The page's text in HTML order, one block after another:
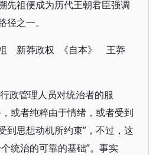
先祖便成为历代王朝君臣强调
之一。
祖 新莽政权 《自本》 王莽
政管理人员对统治者的服
或者纯粹由于情绪，或者受到
到思想动机所约束”，不过，这
统治的可靠的基础”。事实